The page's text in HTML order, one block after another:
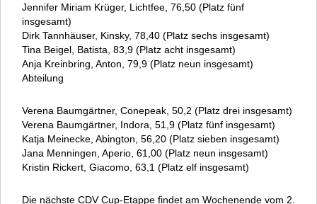
Jennifer Miriam Krüger, Lichtfee, 76,50 (Platz fünf
insgesamt)
Dirk Tannhäuser, Kinsky, 78,40 (Platz sechs insgesamt)
Tina Beigel, Batista, 83,9 (Platz acht insgesamt)
Anja Kreinbring, Anton, 79,9 (Platz neun insgesamt)
Abteilung
Verena Baumgärtner, Conepeak, 50,2 (Platz drei insgesamt)
Verena Baumgärtner, Indora, 51,9 (Platz fünf insgesamt)
Katja Meinecke, Abington, 56,20 (Platz sieben insgesamt)
Jana Menningen, Aperio, 61,00 (Platz neun insgesamt)
Kristin Rickert, Giacomo, 63,1 (Platz elf insgesamt)
Die nächste CDV Cup-Etappe findet am Wochenende vom 2.